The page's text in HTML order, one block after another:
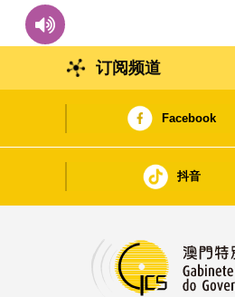
订阅频道
Facebook
抖音